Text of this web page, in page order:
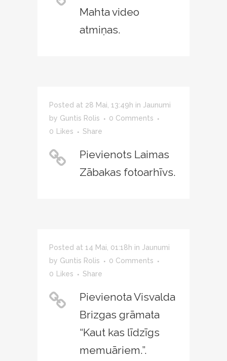
Mahta video
atmiņas.
Posted at 28 Mai, 13:49h in Jaunumi
by Guntis Rolis
0 Comments
0
Likes Share
Pievienots Laimas
Zābakas fotoarhīvs.
Posted at 14 Mai, 01:18h in Jaunumi
by Guntis Rolis
0 Comments
0
Likes Share
Pievienota Visvalda
Brizgas grāmata
“Kaut kas līdzīgs
memuāriem.”.